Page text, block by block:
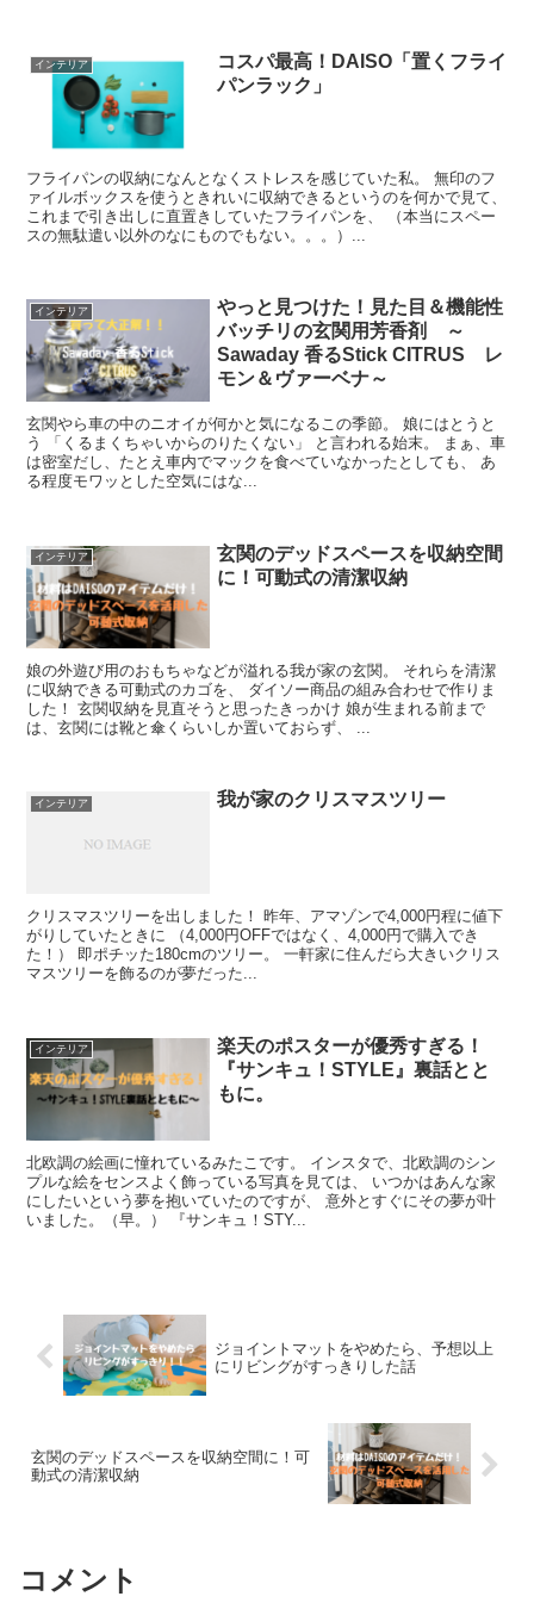
インテリア
コスパ最高！DAISO「置くフライ
パンラック」
フライパンの収納になんとなくストレスを感じていた私。 無印のフ
ァイルボックスを使うときれいに収納できるというのを何かで見て、
これまで引き出しに直置きしていたフライパンを、 （本当にスペー
スの無駄遣い以外のなにものでもない。。。）...
インテリア
やっと見つけた！見た目＆機能性
バッチリの玄関用芳香剤 ～
Sawaday 香るStick CITRUS レ
モン＆ヴァーベナ～
玄関やら車の中のニオイが何かと気になるこの季節。 娘にはとうと
う 「くるまくちゃいからのりたくない」 と言われる始末。 まぁ、車
は密室だし、たとえ車内でマックを食べていなかったとしても、 あ
る程度モワッとした空気にはな...
インテリア
玄関のデッドスペースを収納空間
に！可動式の清潔収納
娘の外遊び用のおもちゃなどが溢れる我が家の玄関。 それらを清潔
に収納できる可動式のカゴを、 ダイソー商品の組み合わせで作りま
した！ 玄関収納を見直そうと思ったきっかけ 娘が生まれる前まで
は、玄関には靴と傘くらいしか置いておらず、 ...
インテリア 我が家のクリスマスツリー
クリスマスツリーを出しました！ 昨年、アマゾンで4,000円程に値下
がりしていたときに （4,000円OFFではなく、4,000円で購入でき
た！） 即ポチッた180cmのツリー。 一軒家に住んだら大きいクリス
マスツリーを飾るのが夢だった...
インテリア
楽天のポスターが優秀すぎる！
『サンキュ！STYLE』裏話とと
もに。
北欧調の絵画に憧れているみたこです。 インスタで、北欧調のシン
プルな絵をセンスよく飾っている写真を見ては、 いつかはあんな家
にしたいという夢を抱いていたのですが、 意外とすぐにその夢が叶
いました。（早。） 『サンキュ！STY...
ジョイントマットをやめたら、予想以上
にリビングがすっきりした話
玄関のデッドスペースを収納空間に！可
動式の清潔収納
コメント